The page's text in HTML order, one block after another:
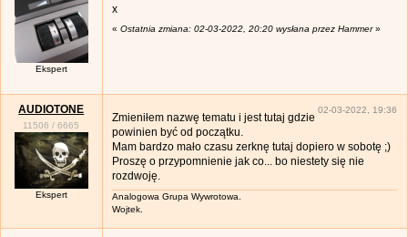
Ekspert
x
« Ostatnia zmiana: 02-03-2022, 20:20 wysłana przez Hammer»
AUDIOTONE
11506 /6665
Ekspert
02-03-2022, 19:36
Zmieniłem nazwę tematu i jest tutaj gdzie
powinien być od początku.
Mam bardzo mało czasu zerknę tutaj dopiero w sobotę ;)
Proszę o przypomnienie jak co... bo niestety się nie
rozdwoję.
Analogowa Grupa Wywrotowa.
Wojtek.